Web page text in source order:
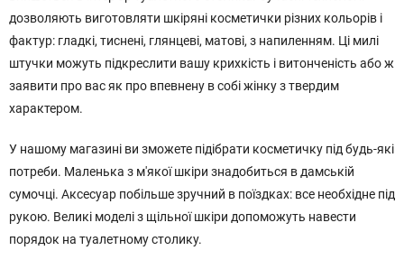
дозволяють виготовляти шкіряні косметички різних кольорів і
фактур: гладкі, тиснені, глянцеві, матові, з напиленням. Ці милі
штучки можуть підкреслити вашу крихкість і витонченість або ж
заявити про вас як про впевнену в собі жінку з твердим
характером.
У нашому магазині ви зможете підібрати косметичку під будь-які
потреби. Маленька з м'якої шкіри знадобиться в дамській
сумочці. Аксесуар побільше зручний в поїздках: все необхідне під
рукою. Великі моделі з щільної шкіри допоможуть навести
порядок на туалетному столику.